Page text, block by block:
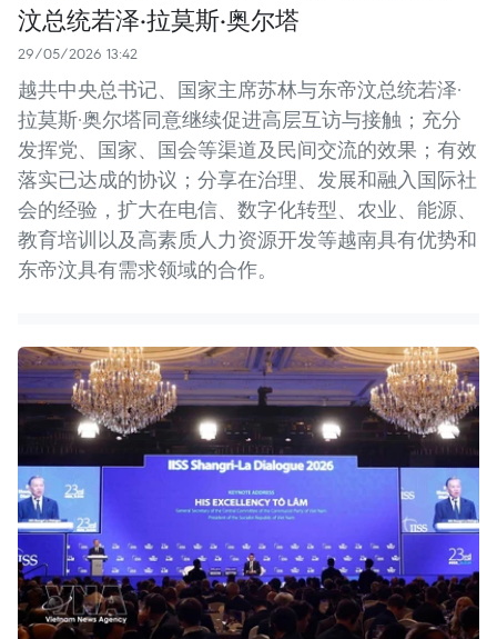
汶总统若泽·拉莫斯·奥尔塔
29/05/2026 13:42
越共中央总书记、国家主席苏林与东帝汶总统若泽·
拉莫斯·奥尔塔同意继续促进高层互访与接触；充分
发挥党、国家、国会等渠道及民间交流的效果；有效
落实已达成的协议；分享在治理、发展和融入国际社
会的经验，扩大在电信、数字化转型、农业、能源、
教育培训以及高素质人力资源开发等越南具有优势和
东帝汶具有需求领域的合作。